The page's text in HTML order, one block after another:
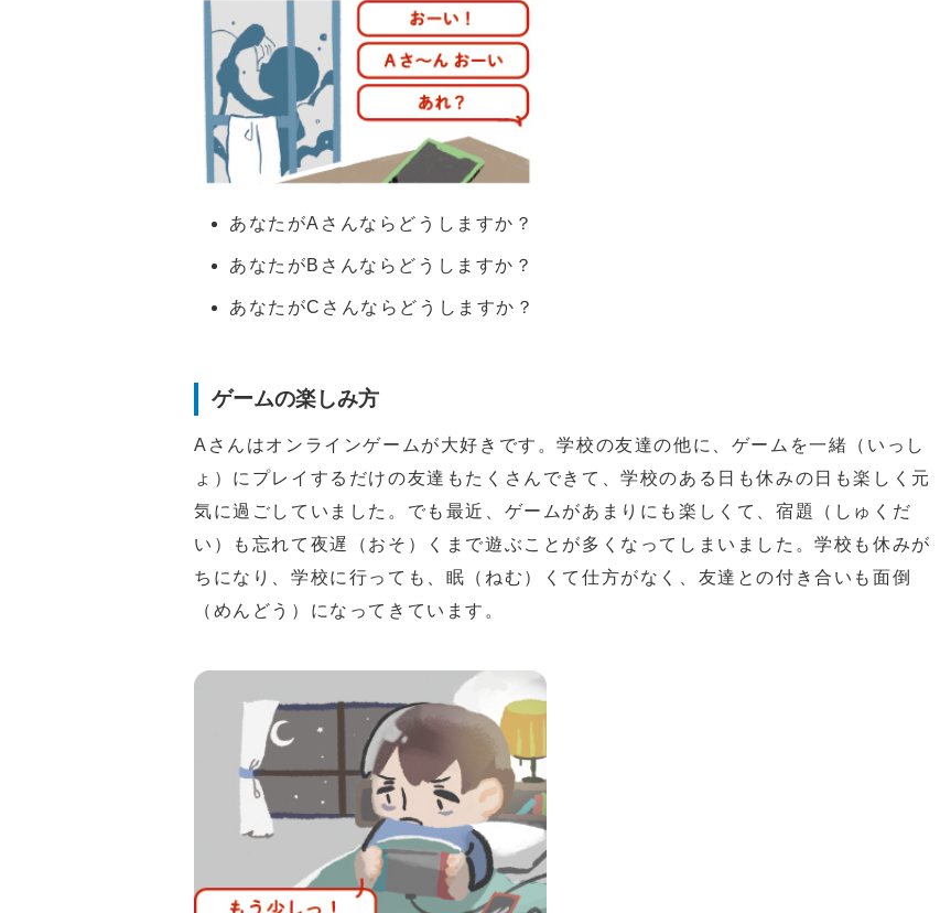
あなたがAさんならどうしますか？
あなたがBさんならどうしますか？
あなたがCさんならどうしますか？
ゲームの楽しみ方
Aさんはオンラインゲームが大好きです。学校の友達の他に、ゲームを一緒（いっし
ょ）にプレイするだけの友達もたくさんできて、学校のある日も休みの日も楽しく元
気に過ごしていました。でも最近、ゲームがあまりにも楽しくて、宿題（しゅくだ
い）も忘れて夜遅（おそ）くまで遊ぶことが多くなってしまいました。学校も休みが
ちになり、学校に行っても、眠（ねむ）くて仕方がなく、友達との付き合いも面倒
（めんどう）になってきています。